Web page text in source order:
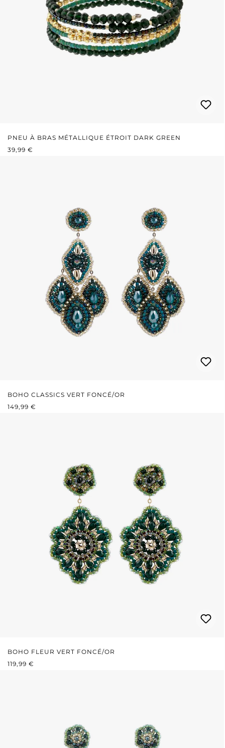
PNEU À BRAS MÉTALLIQUE ÉTROIT DARK GREEN
PRIX RÉGULIER :
39,99 €
BOHO CLASSICS VERT FONCÉ/OR
PRIX RÉGULIER :
149,99 €
BOHO FLEUR VERT FONCÉ/OR
PRIX RÉGULIER :
119,99 €